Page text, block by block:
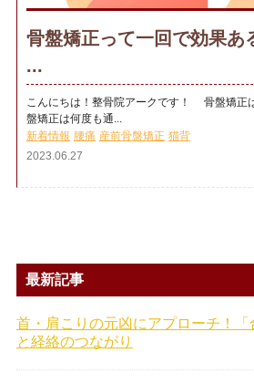
骨盤矯正って一回で効果あ
...
こんにちは！整骨院アークです！ 骨盤矯正
盤矯正は何度も通...
新着情報 腰痛 産前骨盤矯正 猫背
2023.06.27
最新記事
首・肩こりの元凶にアプローチ！「
と経絡のつながり